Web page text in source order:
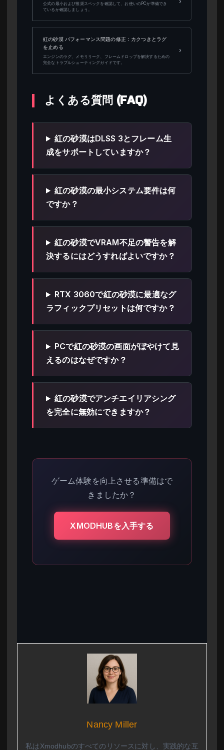
公式の最小および推奨スペックを確認して、お使いのPCが準備でき
ているか確認しましょう。
紅の砂漠 パフォーマンス問題の修正：カクつきとラグ
を止める
エンジンのラグ、メモリリーク、フレームドロップを解決するための
完全なトラブルシューティングガイドです。
›
よくある質問 (FAQ)
紅の砂漠はDLSS 3とフレーム生
成をサポートしていますか？
紅の砂漠の最小システム要件は何
ですか？
紅の砂漠でVRAM不足の警告を解
決するにはどうすればよいですか？
RTX 3060で紅の砂漠に最適なグ
ラフィックプリセットは何ですか？
PCで紅の砂漠の画面がぼやけて見
えるのはなぜですか？
紅の砂漠でアンチエイリアシング
を完全に無効にできますか？
ゲーム体験を向上させる準備はで
きましたか？
XMODHUBを入手する
Nancy Miller
私はXmodhubのすべてのリソースに対し、実践的な互